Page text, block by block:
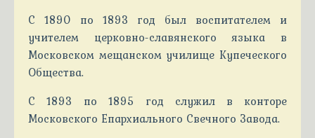
С 1890 по 1893 год был воспитателем и
учителем церковно-славянского языка в
Московском мещанском училище Купеческого
Общества.
С 1893 по 1895 год служил в конторе
Московского Епархиального Свечного Завода.